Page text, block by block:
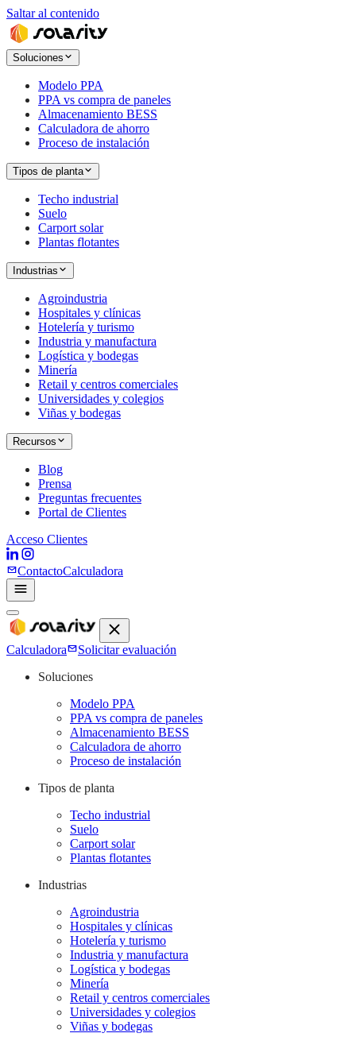
Saltar al contenido
Soluciones
Modelo PPA
PPA vs compra de paneles
Almacenamiento BESS
Calculadora de ahorro
Proceso de instalación
Tipos de planta
Techo industrial
Suelo
Carport solar
Plantas flotantes
Industrias
Agroindustria
Hospitales y clínicas
Hotelería y turismo
Industria y manufactura
Logística y bodegas
Minería
Retail y centros comerciales
Universidades y colegios
Viñas y bodegas
Recursos
Blog
Prensa
Preguntas frecuentes
Portal de Clientes
Acceso Clientes
ContactoCalculadora
Calculadora
Solicitar evaluación
Soluciones
Modelo PPA
PPA vs compra de paneles
Almacenamiento BESS
Calculadora de ahorro
Proceso de instalación
Tipos de planta
Techo industrial
Suelo
Carport solar
Plantas flotantes
Industrias
Agroindustria
Hospitales y clínicas
Hotelería y turismo
Industria y manufactura
Logística y bodegas
Minería
Retail y centros comerciales
Universidades y colegios
Viñas y bodegas